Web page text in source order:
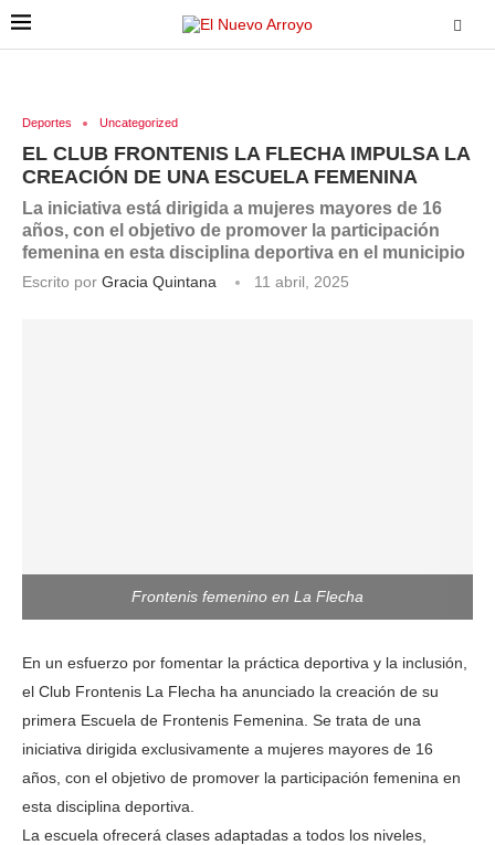
Deportes Uncategorized
EL CLUB FRONTENIS LA FLECHA IMPULSA LA
CREACIÓN DE UNA ESCUELA FEMENINA
La iniciativa está dirigida a mujeres mayores de 16
años, con el objetivo de promover la participación
femenina en esta disciplina deportiva en el municipio
Escrito por Gracia Quintana 11 abril, 2025
Frontenis femenino en La Flecha
En un esfuerzo por fomentar la práctica deportiva y la inclusión,
el Club Frontenis La Flecha ha anunciado la creación de su
primera Escuela de Frontenis Femenina. Se trata de una
iniciativa dirigida exclusivamente a mujeres mayores de 16
años, con el objetivo de promover la participación femenina en
esta disciplina deportiva.
La escuela ofrecerá clases adaptadas a todos los niveles,